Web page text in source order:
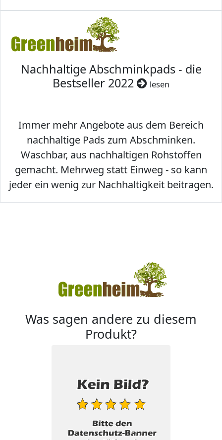
Nachhaltige Abschminkpads - die
Bestseller 2022
lesen
Immer mehr Angebote aus dem Bereich
nachhaltige Pads zum Abschminken.
Waschbar, aus nachhaltigen Rohstoffen
gemacht. Mehrweg statt Einweg - so kann
jeder ein wenig zur Nachhaltigkeit beitragen.
Was sagen andere zu diesem
Produkt?